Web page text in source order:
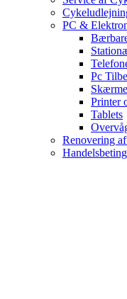
PC &
Pc
Printer
Tablets
Renovering